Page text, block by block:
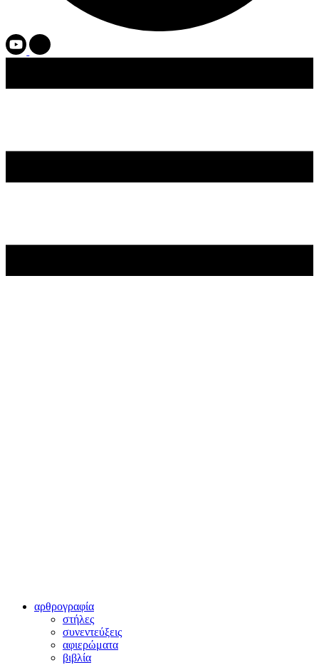
αρθρογραφία
στήλες
συνεντεύξεις
αφιερώματα
βιβλία